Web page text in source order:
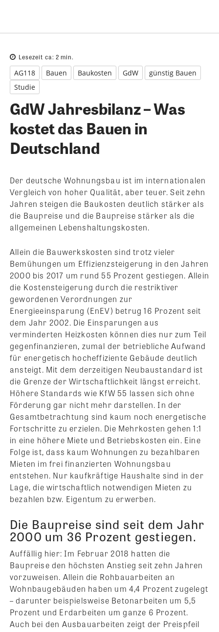
Lesezeit ca: 2 min.
AG118 Bauen Baukosten GdW
günstig Bauen
Studie
GdW Jahresbilanz – Was
kostet das Bauen in
Deutschland
Der deutsche Wohnungsbau ist im internationalen
Vergleich von hoher Qualität, aber teuer. Seit zehn
Jahren steigen die Baukosten deutlich stärker als
die Baupreise und die Baupreise stärker als die
allgemeinen Lebenshaltungskosten.
Allein die Bauwerkskosten sind trotz vieler
Bemühungen um Effizienzsteigerung in den Jahren
2000 bis 2017 um rund 55 Prozent gestiegen. Allein
die Kostensteigerung durch die restriktiver
gewordenen Verordnungen zur
Energieeinsparung (EnEV) betrug 16 Prozent seit
dem Jahr 2002. Die Einsparungen aus
verminderten Heizkosten können dies nur zum Teil
gegenfinanzieren, zumal der betriebliche Aufwand
für energetisch hocheffiziente Gebäude deutlich
ansteigt. Mit dem derzeitigen Neubaustandard ist
die Grenze der Wirtschaftlichkeit längst erreicht.
Höhere Standards wie KfW 55 lassen sich ohne
Förderung gar nicht mehr darstellen. In der
Gesamtbetrachtung sind kaum noch energetische
Fortschritte zu erzielen. Die Mehrkosten gehen 1:1
in eine höhere Miete und Betriebskosten ein. Eine
Folge ist, dass kaum Wohnungen zu bezahlbaren
Mieten im frei finanzierten Wohnungsbau
entstehen. Nur kaufkräftige Haushalte sind in der
Lage, die wirtschaftlich notwendigen Mieten zu
bezahlen bzw. Eigentum zu erwerben.
Die Baupreise sind seit dem Jahr
2000 um 36 Prozent gestiegen.
Auffällig hier: Im Februar 2018 hatten die
Baupreise den höchsten Anstieg seit zehn Jahren
vorzuweisen. Allein die Rohbauarbeiten an
Wohnbaugebäuden haben um 4,4 Prozent zugelegt
– darunter beispielsweise Betonarbeiten um 5,5
Prozent und Erdarbeiten um ganze 6 Prozent.
Auch bei den Ausbauarbeiten zeigt der Preispfeil